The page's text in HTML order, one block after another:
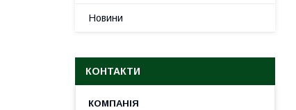
Новини
КОНТАКТИ